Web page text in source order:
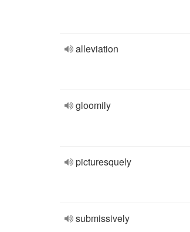
alleviation
gloomily
picturesquely
submissively